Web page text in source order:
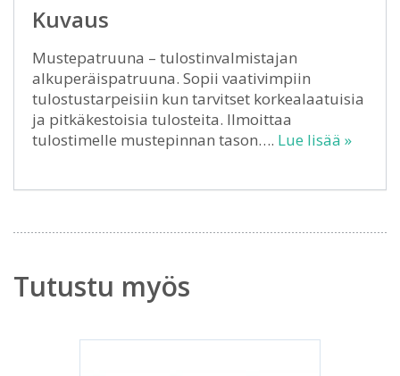
Kuvaus
Mustepatruuna – tulostinvalmistajan
alkuperäispatruuna. Sopii vaativimpiin
tulostustarpeisiin kun tarvitset korkealaatuisia
ja pitkäkestoisia tulosteita. Ilmoittaa
tulostimelle mustepinnan tason…. Lue lisää »
Tutustu myös